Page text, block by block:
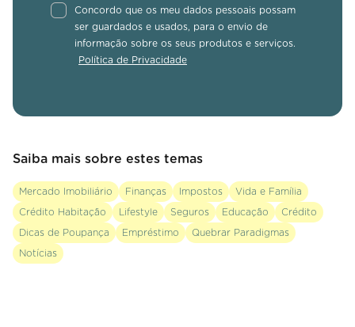
Concordo que os meu dados pessoais possam
ser guardados e usados, para o envio de
informação sobre os seus produtos e serviços.
Política de Privacidade
Saiba mais sobre estes temas
Mercado Imobiliário Finanças Impostos Vida e Família
Crédito Habitação Lifestyle Seguros Educação Crédito
Dicas de Poupança Empréstimo Quebrar Paradigmas
Notícias